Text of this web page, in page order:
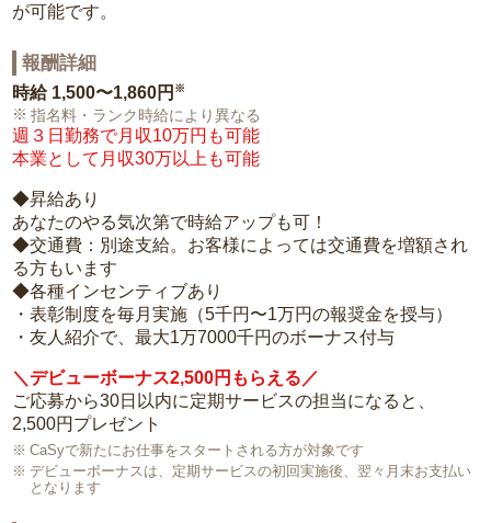
が可能です。
報酬詳細
時給 1,500〜1,860円 ※
指名料・ランク時給により異なる
週３日勤務で月収10万円も可能
本業として月収30万以上も可能
◆昇給あり
あなたのやる気次第で時給アップも可！
◆交通費：別途支給。お客様によっては交通費を増額され
る方もいます
◆各種インセンティブあり
・表彰制度を毎月実施（5千円〜1万円の報奨金を授与）
・友人紹介で、最大1万7000千円のボーナス付与
＼デビューボーナス2,500円もらえる／
ご応募から30日以内に定期サービスの担当になると、
2,500円プレゼント
CaSyで新たにお仕事をスタートされる方が対象です
デビューボーナスは、定期サービスの初回実施後、翌々月末お支払い
となります